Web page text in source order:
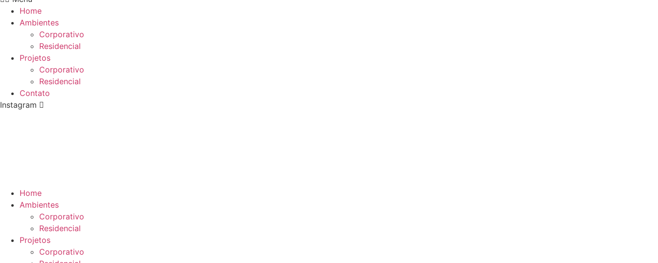
Home
Ambientes
Corporativo
Residencial
Projetos
Corporativo
Residencial
Contato
Instagram
Home
Ambientes
Corporativo
Residencial
Projetos
Corporativo